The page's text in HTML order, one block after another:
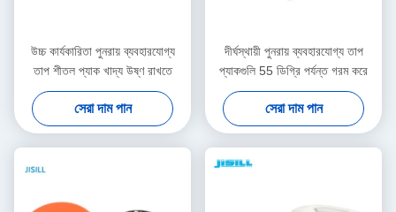
উচ্চ কার্যকারিতা পুনরায় ব্যবহারযোগ্য
তাপ শীতল প্যাক খাদ্য উষ্ণ রাখতে
সেরা দাম পান
দীর্ঘস্থায়ী পুনরায় ব্যবহারযোগ্য তাপ
প্যাকগুলি 55 ডিগ্রি পর্যন্ত গরম করে
সেরা দাম পান